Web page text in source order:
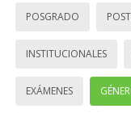
POSGRADO
INSTITUCIONALES
EXÁMENES